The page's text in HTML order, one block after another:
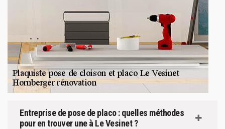
Entreprise de pose de placo : quelles méthodes
pour en trouver une à Le Vesinet ?